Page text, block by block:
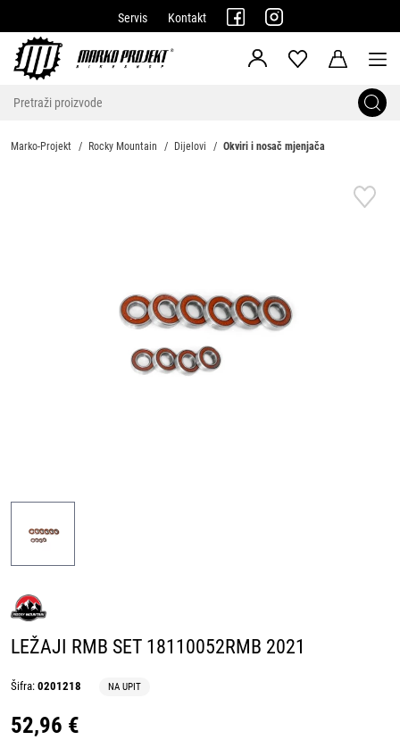
Servis Kontakt
Marko-Projekt Rocky Mountain Dijelovi Okviri i nosač mjenjača
LEŽAJI RMB SET 18110052RMB 2021
Šifra: 0201218 NA UPIT
52,96 €